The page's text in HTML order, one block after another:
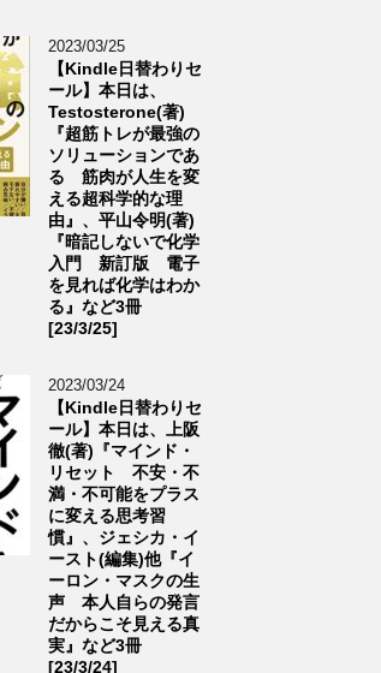
2023/03/25
【Kindle日替わりセ
ール】本日は、
Testosterone(著)
『超筋トレが最強の
ソリューションであ
る 筋肉が人生を変
える超科学的な理
由』、平山令明(著)
『暗記しないで化学
入門 新訂版 電子
を見れば化学はわか
る』など3冊
[23/3/25]
2023/03/24
【Kindle日替わりセ
ール】本日は、上阪
徹(著)『マインド・
リセット 不安・不
満・不可能をプラス
に変える思考習
慣』、ジェシカ・イ
ースト(編集)他『イ
ーロン・マスクの生
声 本人自らの発言
だからこそ見える真
実』など3冊
[23/3/24]